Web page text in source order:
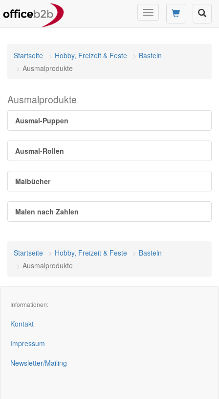
Navigation
umschalten
Startseite Hobby, Freizeit & Feste
Basteln
Ausmalprodukte
Ausmalprodukte
Ausmal-Puppen
Ausmal-Rollen
Malbücher
Malen nach Zahlen
Startseite Hobby, Freizeit & Feste
Basteln
Ausmalprodukte
Informationen:
Kontakt
Impressum
Newsletter/Mailing